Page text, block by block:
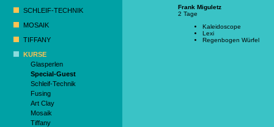
SCHLEIF-TECHNIK
MOSAIK
TIFFANY
KURSE
Glasperlen
Special-Guest
Schleif-Technik
Fusing
Art Clay
Mosaik
Tiffany
Frank Miguletz
2 Tage
Kaleidoscope
Lexi
Regenbogen Würfel